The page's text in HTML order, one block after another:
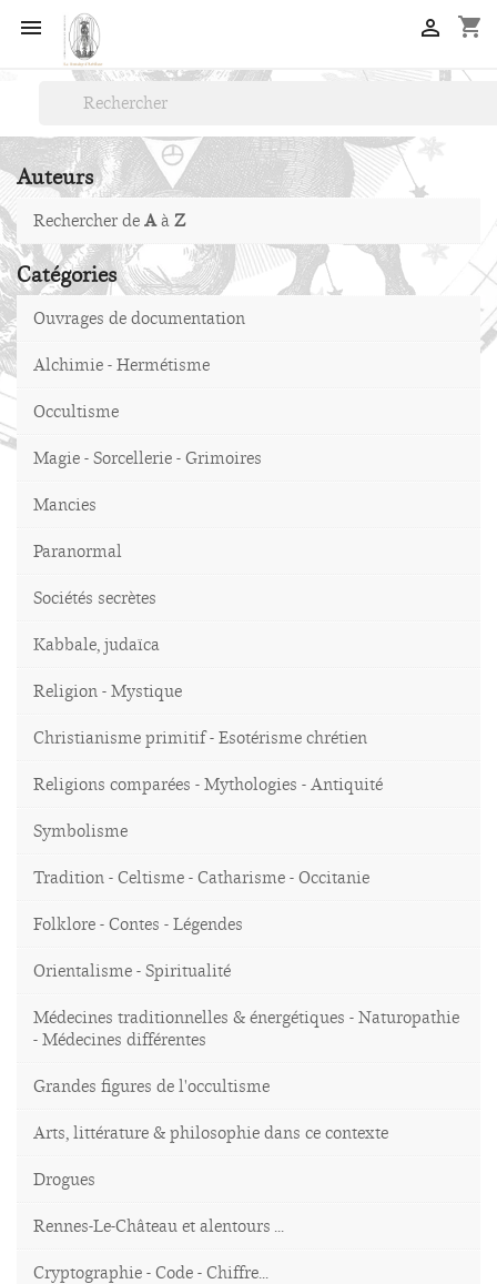
 shopping_cart

Auteurs
Rechercher deAàZ
Catégories
Ouvrages de documentation
Alchimie - Hermétisme
Occultisme
Magie - Sorcellerie - Grimoires
Mancies
Paranormal
Sociétés secrètes
Kabbale, judaïca
Religion - Mystique
Christianisme primitif - Esotérisme chrétien
Religions comparées - Mythologies - Antiquité
Symbolisme
Tradition - Celtisme - Catharisme - Occitanie
Folklore - Contes - Légendes
Orientalisme - Spiritualité
Médecines traditionnelles & énergétiques - Naturopathie
- Médecines différentes
Grandes figures de l'occultisme
Arts, littérature & philosophie dans ce contexte
Drogues
Rennes-Le-Château et alentours ...
Cryptographie - Code - Chiffre...